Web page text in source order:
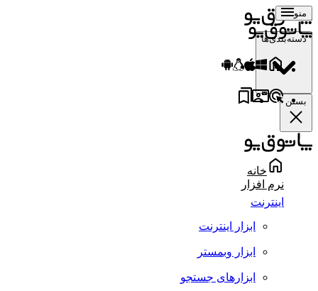
منو
دسته‌بندی‌ها
بستن
خانه
نرم افزار
اینترنت
ابزار اینترنت
ابزار وبمستر
ابزارهای جستجو